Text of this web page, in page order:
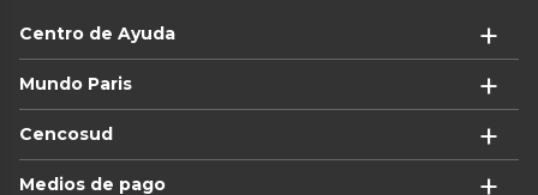
Centro de Ayuda
Mundo Paris
Cencosud
Medios de pago